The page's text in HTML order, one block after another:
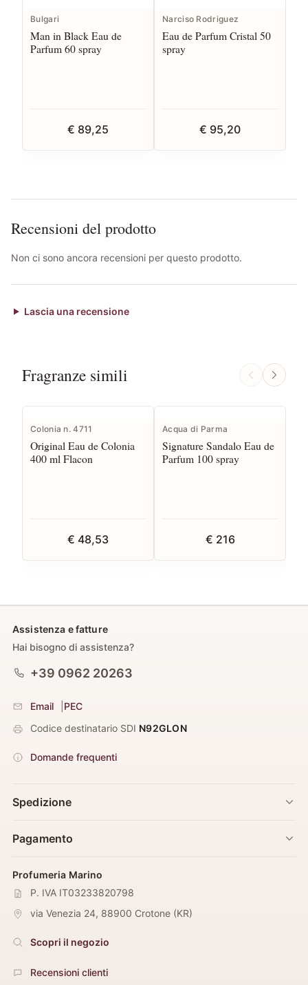
Bulgari
Man in Black Eau de
Parfum 60 spray
€ 89,25
Narciso Rodriguez
Eau de Parfum Cristal 50
spray
€ 95,20
Recensioni del prodotto
Non ci sono ancora recensioni per questo prodotto.
Lascia una recensione
Fragranze simili
Colonia n. 4711
Original Eau de Colonia
400 ml Flacon
€ 48,53
Acqua di Parma
Signature Sandalo Eau de
Parfum 100 spray
€ 216
Assistenza e fatture
Hai bisogno di assistenza?
+39 0962 20263
Email
PEC
Codice destinatario SDI N92GLON
Domande frequenti
Spedizione
Pagamento
Profumeria Marino
P. IVA IT03233820798
via Venezia 24, 88900 Crotone (KR)
Scopri il negozio
Recensioni clienti